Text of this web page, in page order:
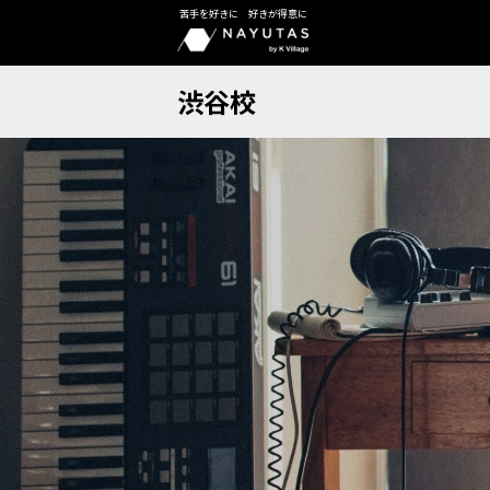
苦手を好きに 好きが得意に
渋谷校